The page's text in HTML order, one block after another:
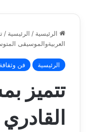
الرئيسية / الرئيسية /
العربيةوالموسيقى
الرئيسية فن وثقافة
تتميز